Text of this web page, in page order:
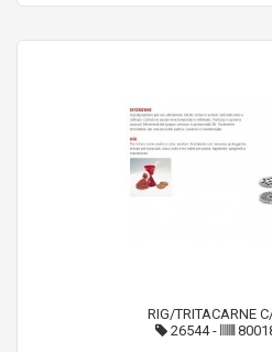
RIG/TRITACARNE
26544-